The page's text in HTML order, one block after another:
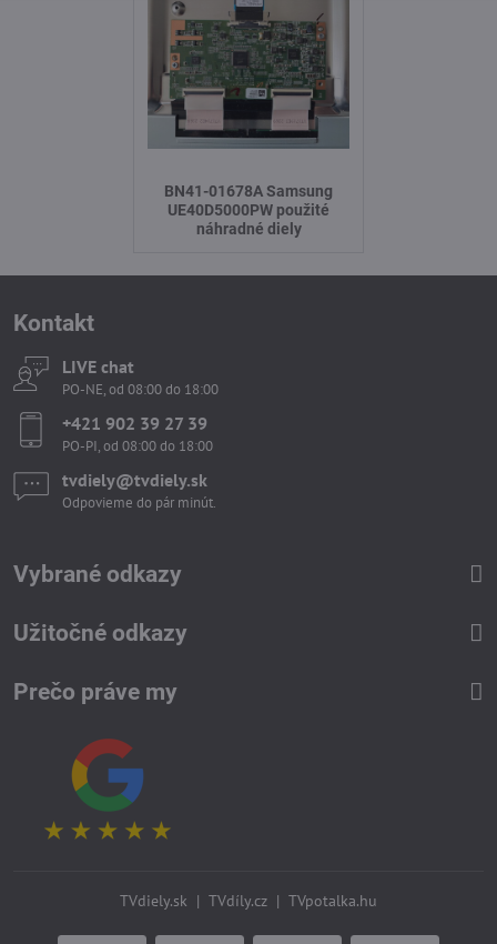
BN41-01678A Samsung
UE40D5000PW použité
náhradné diely
Kontakt
LIVE chat
PO-NE, od 08:00 do 18:00
+421 902 39 27 39
PO-PI, od 08:00 do 18:00
tvdiely​​@tvdiely​​.sk
Odpovieme do pár minút.
Vybrané odkazy
Užitočné odkazy
Prečo práve my
TVdiely.sk | TVdíly.cz | TVpotalka.hu